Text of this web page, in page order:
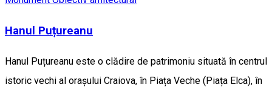
Hanul Puțureanu
Hanul Puțureanu este o clădire de patrimoniu situată în centrul
istoric vechi al orașului Craiova, în Piața Veche (Piața Elca), în